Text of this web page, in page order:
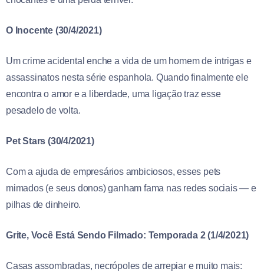
O Inocente (30/4/2021)
Um crime acidental enche a vida de um homem de intrigas e
assassinatos nesta série espanhola. Quando finalmente ele
encontra o amor e a liberdade, uma ligação traz esse
pesadelo de volta.
Pet Stars (30/4/2021)
Com a ajuda de empresários ambiciosos, esses pets
mimados (e seus donos) ganham fama nas redes sociais — e
pilhas de dinheiro.
Grite, Você Está Sendo Filmado: Temporada 2 (1/4/2021)
Casas assombradas, necrópoles de arrepiar e muito mais: